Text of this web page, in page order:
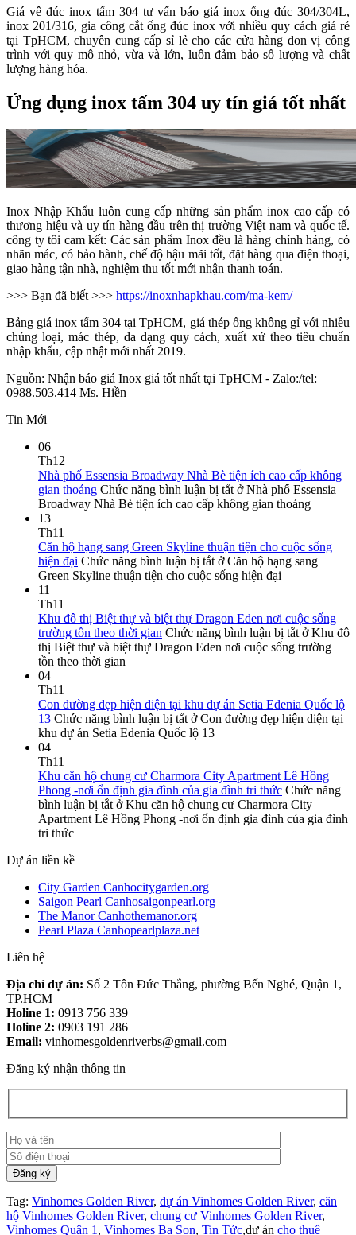
Giá vê đúc inox tấm 304 tư vấn báo giá inox ống đúc 304/304L,
inox 201/316, gia công cắt ống đúc inox với nhiều quy cách giá rẻ
tại TpHCM, chuyên cung cấp sỉ lẻ cho các cửa hàng đon vị công
trình với quy mô nhỏ, vừa và lớn, luôn đảm bảo số lượng và chất
lượng hàng hóa.
Ứng dụng inox tấm 304 uy tín giá tốt nhất
Inox Nhập Khẩu luôn cung cấp những sản phẩm inox cao cấp có
thương hiệu và uy tín hàng đầu trên thị trường Việt nam và quốc tế.
công ty tôi cam kết: Các sản phẩm Inox đều là hàng chính hảng, có
nhãn mác, có bảo hành, chế độ hậu mãi tốt, đặt hàng qua điện thoại,
giao hàng tận nhà, nghiệm thu tốt mới nhận thanh toán.
>>> Bạn đã biết >>> https://inoxnhapkhau.com/ma-kem/
Bảng giá inox tấm 304 tại TpHCM, giá thép ống không gỉ với nhiều
chủng loại, mác thép, da dạng quy cách, xuất xứ theo tiêu chuẩn
nhập khẩu, cập nhật mới nhất 2019.
Nguồn: Nhận báo giá Inox giá tốt nhất tại TpHCM - Zalo:/tel:
0988.503.414 Ms. Hiền
Tin Mới
06
Th12
Nhà phố Essensia Broadway Nhà Bè tiện ích cao cấp không
gian thoáng Chức năng bình luận bị tắtở Nhà phố Essensia
Broadway Nhà Bè tiện ích cao cấp không gian thoáng
13
Th11
Căn hộ hạng sang Green Skyline thuận tiện cho cuộc sống
hiện đại Chức năng bình luận bị tắtở Căn hộ hạng sang
Green Skyline thuận tiện cho cuộc sống hiện đại
11
Th11
Khu đô thị Biệt thự và biệt thự Dragon Eden nơi cuộc sống
trường tồn theo thời gian Chức năng bình luận bị tắtở Khu đô
thị Biệt thự và biệt thự Dragon Eden nơi cuộc sống trường
tồn theo thời gian
04
Th11
Con đường đẹp hiện diện tại khu dự án Setia Edenia Quốc lộ
13 Chức năng bình luận bị tắtở Con đường đẹp hiện diện tại
khu dự án Setia Edenia Quốc lộ 13
04
Th11
Khu căn hộ chung cư Charmora City Apartment Lê Hồng
Phong -nơi ổn định gia đình của gia đình tri thức Chức năng
bình luận bị tắtở Khu căn hộ chung cư Charmora City
Apartment Lê Hồng Phong -nơi ổn định gia đình của gia đình
tri thức
Dự án liền kề
City Garden Canhocitygarden.org
Saigon Pearl Canhosaigonpearl.org
The Manor Canhothemanor.org
Pearl Plaza Canhopearlplaza.net
Liên hệ
Địa chỉ dự án: Số 2 Tôn Đức Thắng, phường Bến Nghé, Quận 1,
TP.HCM
Holine 1: 0913 756 339
Holine 2: 0903 191 286
Email: vinhomesgoldenriverbs@gmail.com
Đăng ký nhận thông tin
Tag: Vinhomes Golden River, dự án Vinhomes Golden River, căn
hộ Vinhomes Golden River, chung cư Vinhomes Golden River,
Vinhomes Quận 1 , Vinhomes Ba Son, Tin Tức,dự án cho thuê